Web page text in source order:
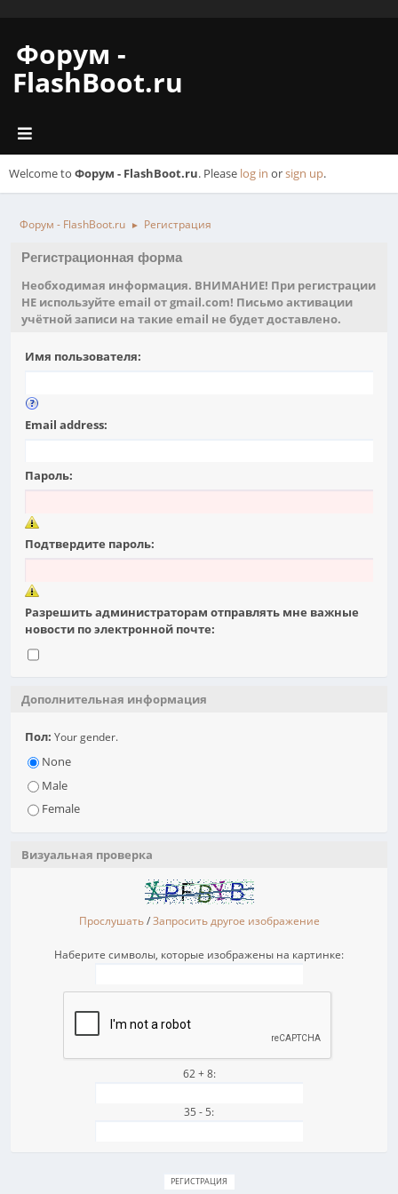
Форум -
FlashBoot.ru
Welcome to Форум - FlashBoot.ru. Please log in orsign up.
Форум - FlashBoot.ru ► Регистрация
Регистрационная форма
Необходимая информация. ВНИМАНИЕ! При регистрации
НЕ используйте email от gmail.com! Письмо активации
учётной записи на такие email не будет доставлено.
Имя пользователя:
Email address:
Пароль:
Подтвердите пароль:
Разрешить администраторам отправлять мне важные
новости по электронной почте:
Дополнительная информация
Пол: Your gender.
None
Male
Female
Визуальная проверка
Прослушать/Запросить другое изображение
Наберите символы, которые изображены на картинке:
62 + 8:
35 - 5: